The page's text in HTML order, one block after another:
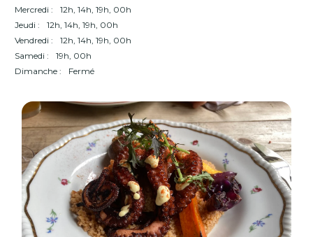
Mercredi :
12h, 14h, 19h, 00h
Jeudi :
12h, 14h, 19h, 00h
Vendredi :
12h, 14h, 19h, 00h
Samedi :
19h, 00h
Dimanche :
Fermé